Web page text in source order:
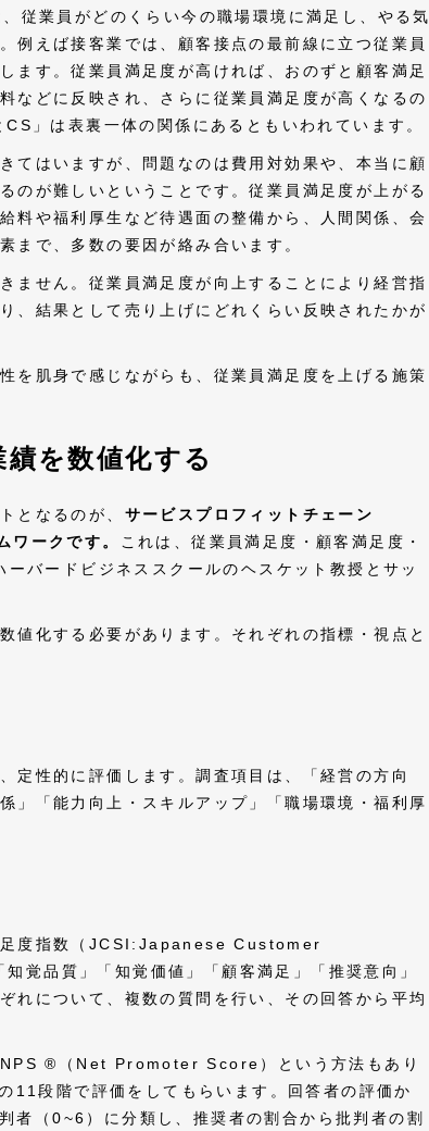
業員がどのくらい今の職場環境に満足し、やる気
例えば接客業では、顧客接点の最前線に立つ従業員
ます。従業員満足度が高ければ、おのずと顧客満足
などに反映され、さらに従業員満足度が高くなるの
」は表裏一体の関係にあるともいわれています。
てはいますが、問題なのは費用対効果や、本当に顧
のが難しいということです。従業員満足度が上がる
料や福利厚生など待遇面の整備から、人間関係、会
まで、多数の要因が絡み合います。
ません。従業員満足度が向上することにより経営指
、結果として売り上げにどれくらい反映されたかが
を肌身で感じながらも、従業員満足度を上げる施策
を数値化する
となるのが、 サービスプロフィットチェーン
ークです。
これは、従業員満足度・顧客満足度・
バードビジネススクールのヘスケット教授とサッ
値化する必要があります。それぞれの指標・視点と
定性的に評価します。調査項目は、「経営の方向
」「能力向上・スキルアップ」「職場環境・福利厚
足度指数（JCSI:Japanese Customer
品質」「知覚価値」「顧客満足」「推奨意向」
れについて、複数の質問を行い、その回答から平均
NPS ®（Net Promoter Score）という方法もあり
11段階で評価をしてもらいます。回答者の評価か
者（0~6）に分類し、推奨者の割合から批判者の割